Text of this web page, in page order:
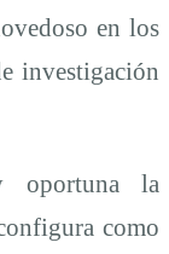
en los
investigación
oportuna la
como